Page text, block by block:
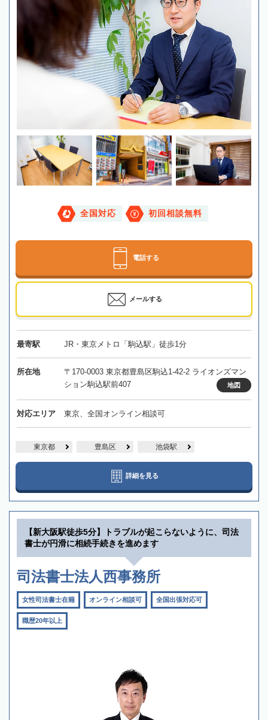
全国対応 初回相談無料
電話する
メールする
最寄駅 JR・東京メトロ「駒込駅」徒歩1分
所在地
〒170-0003 東京都豊島区駒込1-42-2 ライオンズマン
ション駒込駅前407
地図
対応エリア 東京、全国オンライン相談可
東京都 豊島区 池袋駅
詳細を見る
【新大阪駅徒歩5分】トラブルが起こらないように、司法
書士が円滑に相続手続きを進めます
司法書士法人西事務所
女性司法書士在籍 オンライン相談可 全国出張対応可
職歴20年以上